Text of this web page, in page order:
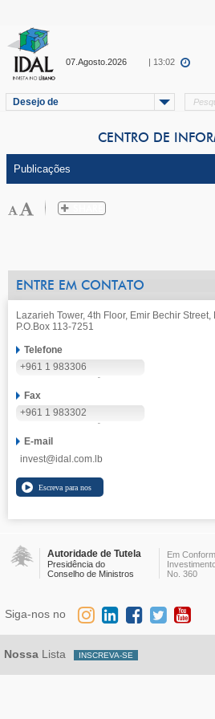
07.Agosto.2026 | 13:02
Desejo de
CENTRO DE
ENTRE EM CONTATO
Lazarieh Tower, 4th Floor, Emir Bechir
P.O.Box 113-7251
Telefone
+961 1 983306
Fax
+961 1 983302
E-mail
invest@idal.com.lb
Autoridade de Tutela
Presidência do
Conselho de Ministros
Em
No. 360
Nossa Lista
Siga-nos no